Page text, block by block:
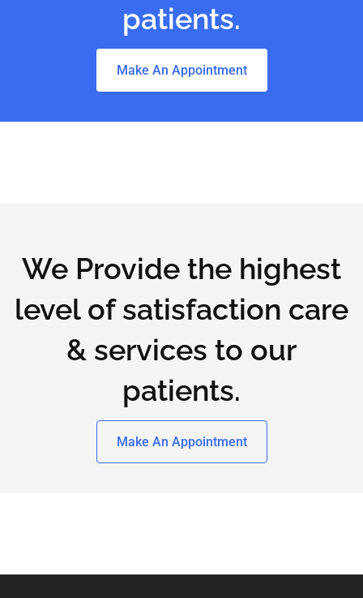
patients.
Make An Appointment
We Provide the highest
level of satisfaction care
& services to our
patients.
Make An Appointment